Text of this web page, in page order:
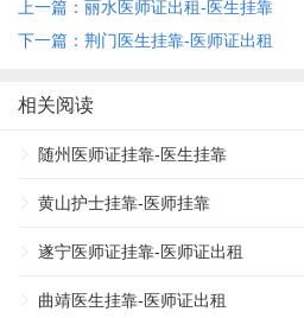
上一篇：丽水医师证出租-医生挂靠
下一篇：荆门医生挂靠-医师证出租
相关阅读
随州医师证挂靠-医生挂靠
黄山护士挂靠-医师挂靠
遂宁医师证挂靠-医师证出租
曲靖医生挂靠-医师证出租